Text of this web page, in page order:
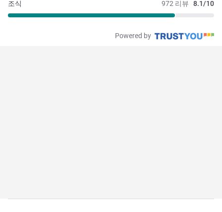
972 리뷰 8.1/10
조식
Powered by